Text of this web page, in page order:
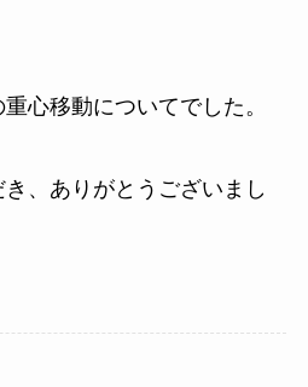
心移動についてでした。
、ありがとうございまし